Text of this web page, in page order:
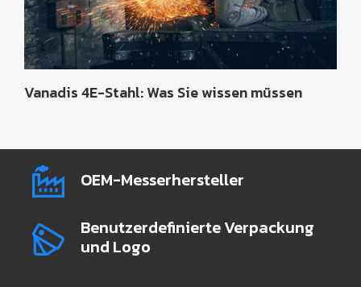
Vanadis 4E-Stahl: Was Sie wissen müssen
OEM-Messerhersteller
Benutzerdefinierte Verpackung
und Logo